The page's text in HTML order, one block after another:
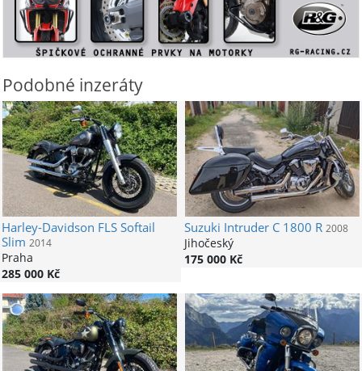
Podobné inzeráty
Harley-Davidson FLS Softail
Slim 2014
Praha
285 000 Kč
Suzuki Intruder C 1800 R 2008
Jihočeský
175 000 Kč